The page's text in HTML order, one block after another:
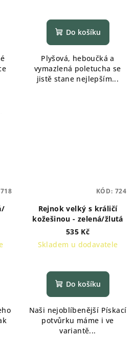
hodnocení
produktu
z
5
hvězdiček.
Do košíku
Plyšová, heboučká a
vymazlená poletucha se
jistě stane nejlepším...
718
Rejnok velký s králičí
kožešinou - zelená/žlutá
535 Kč
Skladem u dodavatele
Do košíku
Naši nejoblíbenější Pískací
potvůrku máme i ve
variantě...
KÓD: 724